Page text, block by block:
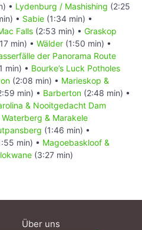
• Lydenburg / Mashishing (2:25
• Sabie (1:34 min) •
Falls (2:53 min) • Graskop
min) • Wälder (1:50 min) •
der Panorama Route
min) • Bourke’s Luck Potholes
(2:08 min) • Marieskop &
min) • Barberton (2:48 min) •
& Nooitgedacht Dam
Waterberg & Marakele
(1:46 min) •
min) • Magoebaskloof &
(3:27 min)
Über uns